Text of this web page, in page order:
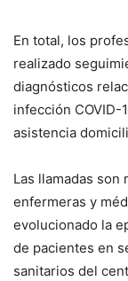
En total, los
realizado
diagnósticos
infección COVID-
asistencia
Las llamadas
enfermeras y
evolucionado la
de pacientes en
sanitarios del